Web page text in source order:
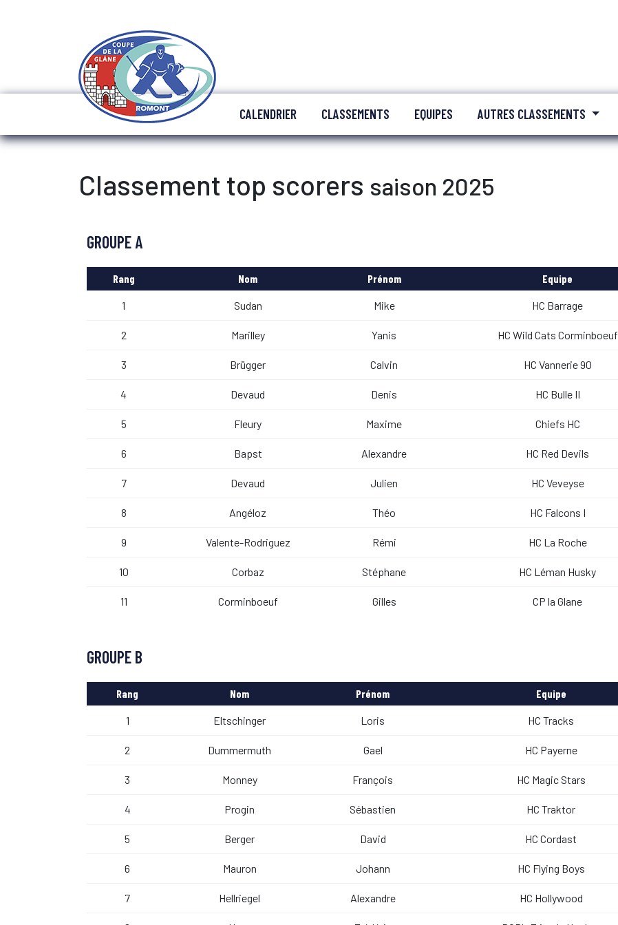
CALENDRIER CLASSEMENTS EQUIPES AUTRES CLASSEMENTS
Classement top scorers saison 2025
GROUPE A
Rang Nom Prénom Equipe
1 Sudan Mike HC Barrage
2 Marilley Yanis HC Wild Cats Corminboeuf
3 Brügger Calvin HC Vannerie 90
4 Devaud Denis HC Bulle II
5 Fleury Maxime Chiefs HC
6 Bapst Alexandre HC Red Devils
7 Devaud Julien HC Veveyse
8 Angéloz Théo HC Falcons I
9 Valente-Rodriguez Rémi HC La Roche
10 Corbaz Stéphane HC Léman Husky
11 Corminboeuf Gilles CP la Glane
GROUPE B
Rang Nom Prénom Equipe
1 Eltschinger Loris HC Tracks
2 Dummermuth Gael HC Payerne
3 Monney François HC Magic Stars
4 Progin Sébastien HC Traktor
5 Berger David HC Cordast
6 Mauron Johann HC Flying Boys
7 Hellriegel Alexandre HC Hollywood